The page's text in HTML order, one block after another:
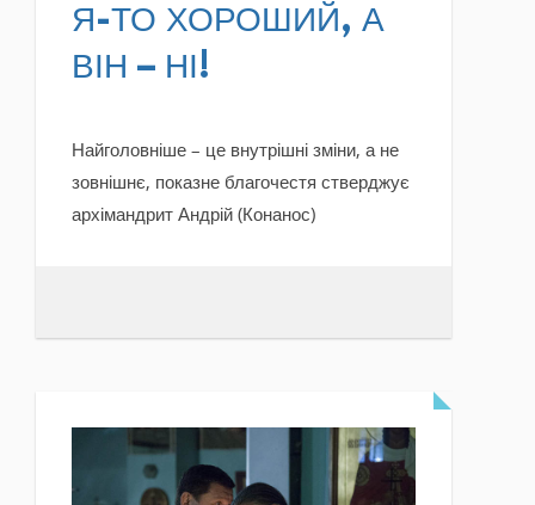
Я-ТО ХОРОШИЙ, А
ВІН – НІ!
Найголовніше – це внутрішні зміни, а не
зовнішнє, показне благочестя стверджує
архімандрит Андрій (Конанос)